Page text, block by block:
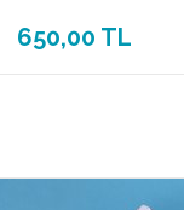
650,00 TL